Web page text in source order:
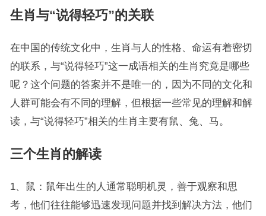
生肖与“说得轻巧”的关联
在中国的传统文化中，生肖与人的性格、命运有着密切
的联系，与“说得轻巧”这一成语相关的生肖究竟是哪些
呢？这个问题的答案并不是唯一的，因为不同的文化和
人群可能会有不同的理解，但根据一些常见的理解和解
读，与“说得轻巧”相关的生肖主要有鼠、兔、马。
三个生肖的解读
1、鼠：鼠年出生的人通常聪明机灵，善于观察和思
考，他们往往能够迅速发现问题并找到解决方法，他们